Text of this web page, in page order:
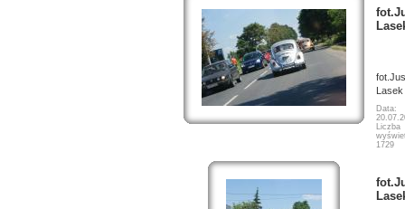
Lasek
Data:
Liczba
1729